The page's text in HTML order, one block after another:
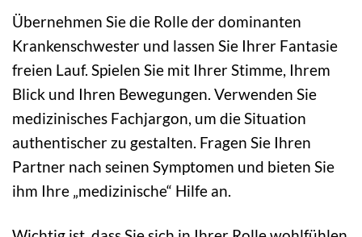
Übernehmen Sie die Rolle der dominanten
Krankenschwester und lassen Sie Ihrer Fantasie
freien Lauf. Spielen Sie mit Ihrer Stimme, Ihrem
Blick und Ihren Bewegungen. Verwenden Sie
medizinisches Fachjargon, um die Situation
authentischer zu gestalten. Fragen Sie Ihren
Partner nach seinen Symptomen und bieten Sie
ihm Ihre „medizinische“ Hilfe an.